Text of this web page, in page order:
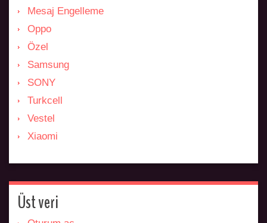
Mesaj Engelleme
Oppo
Özel
Samsung
SONY
Turkcell
Vestel
Xiaomi
Üst veri